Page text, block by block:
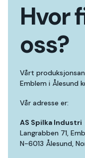
Hvor
oss?
Vårt
Emblem i Ålesund
Vår adresse er:
AS Spilka Industri
Langrabben 71,
N-6013 Ålesund,